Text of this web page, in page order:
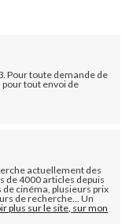
Pour toute demande de
tout envoi de
actuellement des
de 4000 articles depuis
cinéma, plusieurs prix
de recherche... Un
plus sur le site, sur mon